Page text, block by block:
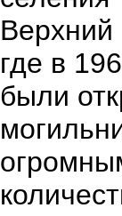
Верхний
где в
были